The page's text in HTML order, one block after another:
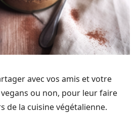
avec vos amis et votre
ou non, pour leur faire
de la cuisine végétalienne.